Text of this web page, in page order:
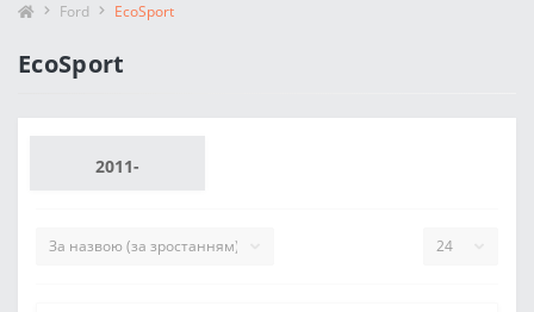
Ford EcoSport
EcoSport
2011-